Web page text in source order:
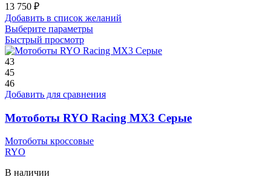
13 750 ₽
Добавить в список желаний
Выберите параметрыЭтот
имеет
можно
на
странице
товара.
Быстрый просмотр
43
45
46
Добавить для сравнения
Мотоботы RYO Racing MX3 Серые
Мотоботы кроссовые
RYO
В наличии